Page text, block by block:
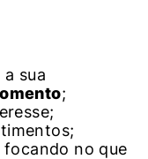
sua
;
focando no que